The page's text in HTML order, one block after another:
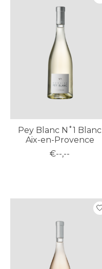
Pey Blanc N˚1 Blanc
Aix-en-Provence
€--,--